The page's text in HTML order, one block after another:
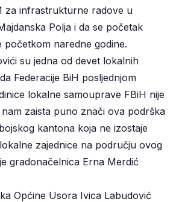
za infrastrukturne radove u
Polja i da se početak
početkom naredne godine.
su jedna od devet lokalnih
Federacije BiH posljednjom
lokalne samouprave FBiH nije
zaista puno znači ova podrška
kantona koja ne izostaje
zajednice na području ovog
gradonačelnica Erna Merdić
Općine Usora Ivica Labudović